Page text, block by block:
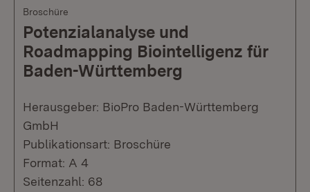
Broschüre
Potenzialanalyse und
Roadmapping Biointelligenz für
Baden-Württemberg
Herausgeber: BioPro Baden-Württemberg
GmbH
Publikationsart: Broschüre
Format: A 4
Seitenzahl: 68